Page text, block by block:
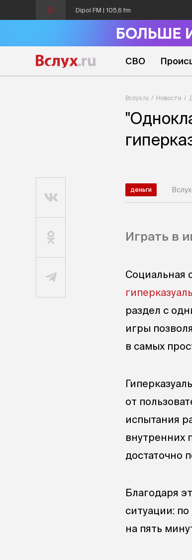
Dipol FM | 105,6 fm
СВО
Вслух.ru Новости
деньги
Играть в
Социальная
раздел с
игры
в самых
от
испытания
внутренних
достаточно
Благодаря
ситуации:
на пять